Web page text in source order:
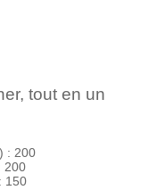
tout en un
: 200
200
150